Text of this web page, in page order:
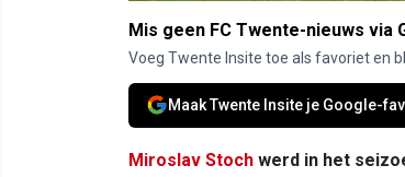
Mis geen FC Twente-nieuws via
Voeg Twente Insite toe als favoriet en
Maak Twente Insite je Google-
Miroslav Stoch werd in het